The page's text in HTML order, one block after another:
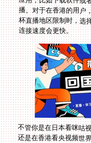
杯直播地区限制时，选
连接速度会更快。
不管你是在日本看咪咕
还是在香港看央视频世